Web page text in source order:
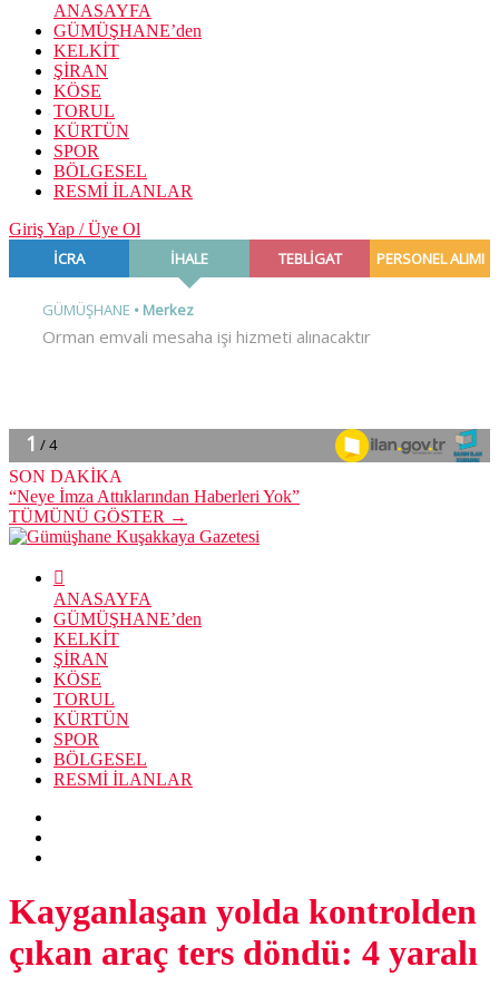
ANASAYFA
GÜMÜŞHANE’den
KELKİT
ŞİRAN
KÖSE
TORUL
KÜRTÜN
SPOR
BÖLGESEL
RESMİ İLANLAR
Giriş Yap / Üye Ol
SON DAKİKA
“Neye İmza Attıklarından Haberleri Yok”
TÜMÜNÜ GÖSTER →
ANASAYFA
GÜMÜŞHANE’den
KELKİT
ŞİRAN
KÖSE
TORUL
KÜRTÜN
SPOR
BÖLGESEL
RESMİ İLANLAR
Kayganlaşan yolda kontrolden
çıkan araç ters döndü: 4 yaralı